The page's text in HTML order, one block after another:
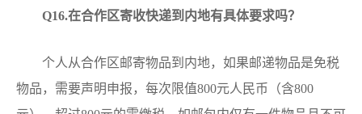
Q16.在合作区寄收快递到内地有具体要求吗？
个人从合作区邮寄物品到内地，如果邮递物品是免税
物品，需要声明申报，每次限值800元人民币（含800